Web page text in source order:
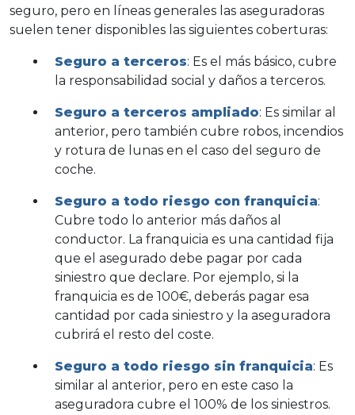
seguro, pero en líneas generales las aseguradoras
suelen tener disponibles las siguientes coberturas:
Seguro a terceros: Es el más básico, cubre
la responsabilidad social y daños a terceros.
Seguro a terceros ampliado: Es similar al
anterior, pero también cubre robos, incendios
y rotura de lunas en el caso del seguro de
coche.
Seguro a todo riesgo con franquicia:
Cubre todo lo anterior más daños al
conductor. La franquicia es una cantidad fija
que el asegurado debe pagar por cada
siniestro que declare. Por ejemplo, si la
franquicia es de 100€, deberás pagar esa
cantidad por cada siniestro y la aseguradora
cubrirá el resto del coste.
Seguro a todo riesgo sin franquicia: Es
similar al anterior, pero en este caso la
aseguradora cubre el 100% de los siniestros.